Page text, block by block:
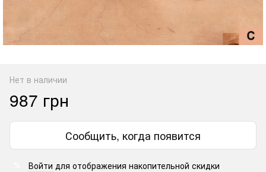
Нет в наличии
987 грн
Сообщить, когда появится
Войти для отображения накопительной скидки